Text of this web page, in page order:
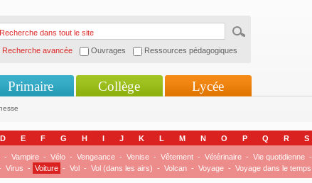
Recherche avancée Ouvrages Ressources pédagogiques
Primaire Collège Lycée
D E F G H I J K L M N O P Q R S
- Vampire - Vélo - Vengeance - Venise - Vêtement - Vétérinaire - Vie quotidienne -
Virus - Voiture - Vol - Vol (dans les airs) - Volcan - Voyage - Voyage dans le temps